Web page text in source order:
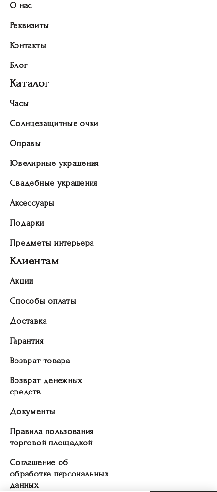
О нас
Реквизиты
Контакты
Блог
Каталог
Часы
Солнцезащитные очки
Оправы
Ювелирные украшения
Свадебные украшения
Аксессуары
Подарки
Предметы интерьера
Клиентам
Акции
Способы оплаты
Доставка
Гарантия
Возврат товара
Возврат денежных
средств
Документы
Правила пользования
торговой площадкой
Соглашение об
обработке персональных
данных